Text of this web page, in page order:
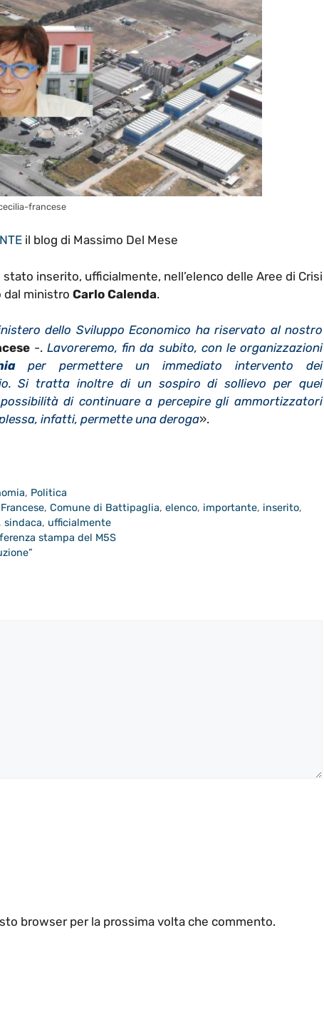
francese
il blog di Massimo Del Mese
stato inserito, ufficialmente, nell’elenco delle Aree di Crisi
dal ministro Carlo Calenda.
dello Sviluppo Economico ha riservato al nostro
-.Lavoreremo, fin da subito, con le organizzazioni
per permettere un immediato intervento dei
Si tratta inoltre di un sospiro di sollievo per quei
di continuare a percepire gli ammortizzatori
infatti, permette una deroga».
, Politica
,Comune di Battipaglia,elenco, importante, inserito,
, sindaca, ufficialmente
stampa del M5S
browser per la prossima volta che commento.